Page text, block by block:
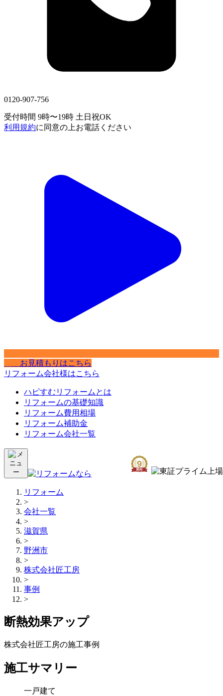
0120-907-756
受付時間 9時〜19時 土日祝OK
利用規約に同意の上お電話ください
お見積もりはこちら
リフォーム会社様はこちら
ハピすむリフォームとは
リフォームの基礎知識
リフォーム費用相場
リフォーム補助金
リフォーム会社一覧
リフォーム
>
会社一覧
>
滋賀県
>
野洲市
>
株式会社匠工房
>
事例
>
断熱効果アップ
株式会社匠工房の施工事例
施工サマリー
一戸建て